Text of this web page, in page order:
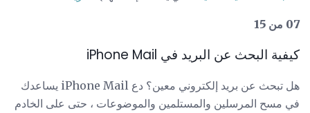
07 من 15
كيفية البحث عن البريد في iPhone Mail
هل تبحث عن بريد إلكتروني معين؟ دع iPhone Mail يساعدك
في مسح المرسلين والمستلمين والموضوعات ، حتى على الخادم